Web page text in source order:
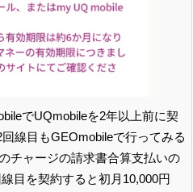
でUQmobileを2年以上前に契
線目もGEOmobileで行ってみる
チャージの請求書合算支払いの
目を契約すると初月10,000円